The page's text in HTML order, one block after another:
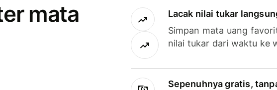
mata
Lacak nilai tukar
Simpan mata uang
nilai tukar dari waktu ke
Sepenuhnya gratis,